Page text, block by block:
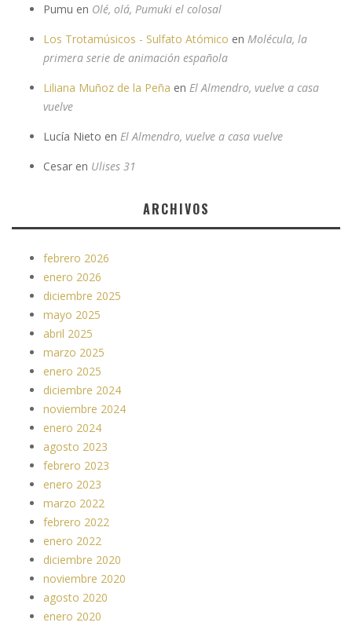
Pumu en Olé, olá, Pumuki el colosal
Los Trotamúsicos - Sulfato Atómico en Molécula, la
primera serie de animación española
Liliana Muñoz de la Peña en El Almendro, vuelve a casa
vuelve
Lucía Nieto en El Almendro, vuelve a casa vuelve
Cesar en Ulises 31
ARCHIVOS
febrero 2026
enero 2026
diciembre 2025
mayo 2025
abril 2025
marzo 2025
enero 2025
diciembre 2024
noviembre 2024
enero 2024
agosto 2023
febrero 2023
enero 2023
marzo 2022
febrero 2022
enero 2022
diciembre 2020
noviembre 2020
agosto 2020
enero 2020